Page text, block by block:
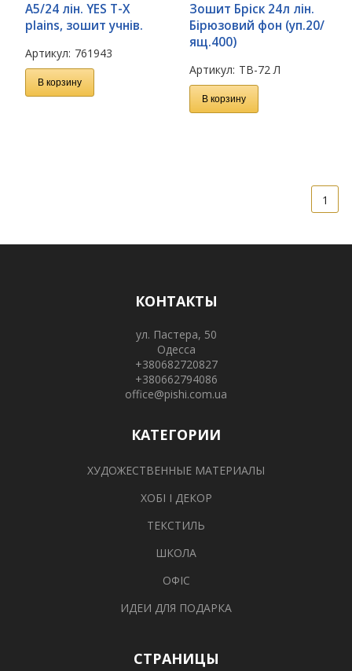
А5/24 лін. YES T-X
plains, зошит учнів.
Артикул: 761943
В корзину
Зошит Бріск 24л лін.
Бірюзовий фон (уп.20/
ящ.400)
Артикул: ТВ-72 Л
В корзину
1
КОНТАКТЫ
ул. Пастера, 50
Одесса
+380682720827
+380662794086
office@pishi.com.ua
КАТЕГОРИИ
ХУДОЖЕСТВЕННЫЕ МАТЕРИАЛЫ
ХОБІ І ДЕКОР
ТЕКСТИЛЬ
ШКОЛА
ОФІС
ИДЕИ ДЛЯ ПОДАРКА
СТРАНИЦЫ